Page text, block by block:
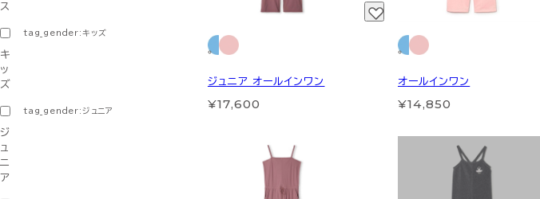
ス
tag_gender:キッズ
キ
ッ
ズ
tag_gender:ジュニア
ジ
ュ
ニ
ア
ジュニア オールインワン
¥17,600
オールインワン
¥14,850